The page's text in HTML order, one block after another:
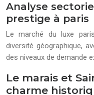
Analyse
prestige à paris
Le marché du luxe
diversité géographique,
des niveaux de demande
Le marais et
charme